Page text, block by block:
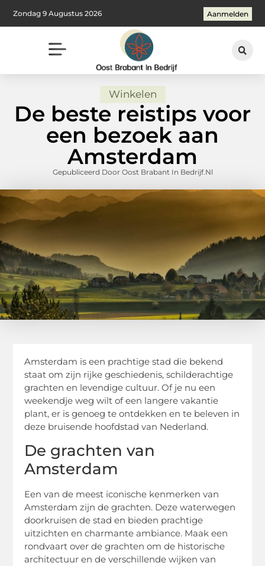
Zondag 9 Augustus 2026 Aanmelden
Winkelen
De beste reistips voor
een bezoek aan
Amsterdam
Gepubliceerd Door Oost Brabant In Bedrijf.nl
Amsterdam is een prachtige stad die bekend
staat om zijn rijke geschiedenis, schilderachtige
grachten en levendige cultuur. Of je nu een
weekendje weg wilt of een langere vakantie
plant, er is genoeg te ontdekken en te beleven in
deze bruisende hoofdstad van Nederland.
De grachten van
Amsterdam
Een van de meest iconische kenmerken van
Amsterdam zijn de grachten. Deze waterwegen
doorkruisen de stad en bieden prachtige
uitzichten en charmante ambiance. Maak een
rondvaart over de grachten om de historische
architectuur en de verschillende wijken van